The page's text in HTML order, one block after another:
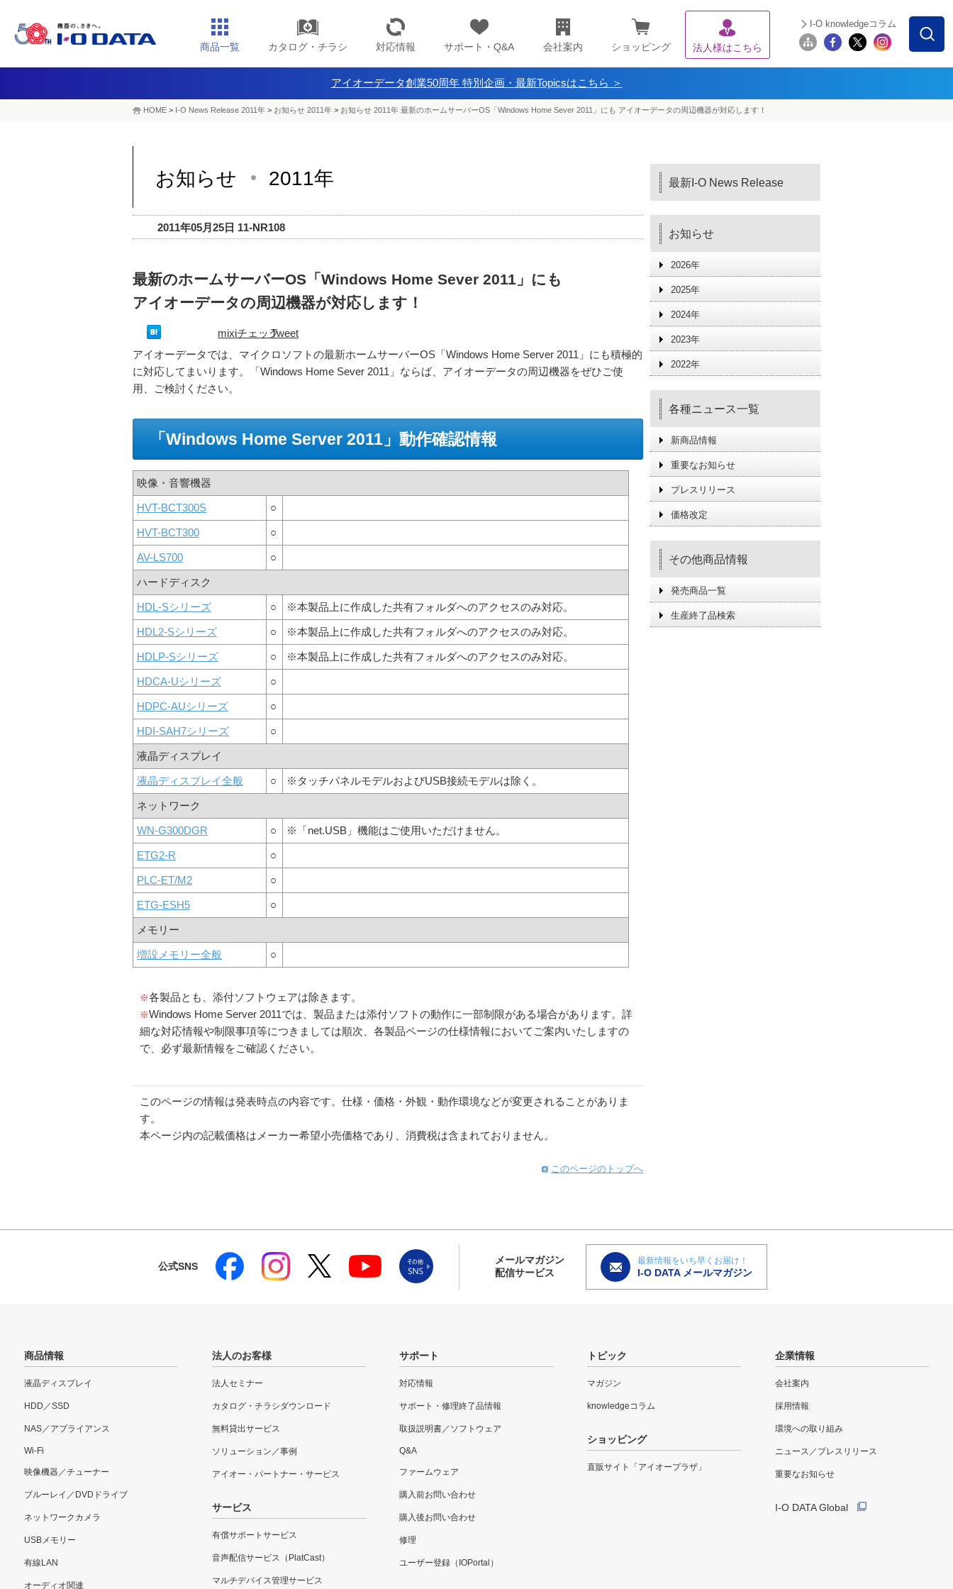
商品一覧 カタログ・チラシ 対応情報 サポート・Q&A 会社案内 ショッピング 法人様はこちら
I-O knowledgeコラム
アイオーデータ創業50周年 特別企画・最新Topicsはこちら ＞
HOME > I-O News Release 2011年 > お知らせ 2011年 > お知らせ 2011年 最新のホームサーバーOS「Windows Home Sever 2011」にも アイオーデータの周辺機器が対応します！
お知らせ 2011年
2011年05月25日 11-NR108
最新のホームサーバーOS「Windows Home Sever 2011」にも
アイオーデータの周辺機器が対応します！
mixiチェックTweet
アイオーデータでは、マイクロソフトの最新ホームサーバーOS「Windows Home Server 2011」にも積極的
に対応してまいります。「Windows Home Sever 2011」ならば、アイオーデータの周辺機器をぜひご使
用、ご検討ください。
「Windows Home Server 2011」動作確認情報
映像・音響機器
HVT-BCT300S ○
HVT-BCT300 ○
AV-LS700 ○
ハードディスク
HDL-Sシリーズ ○ ※本製品上に作成した共有フォルダへのアクセスのみ対応。
HDL2-Sシリーズ ○ ※本製品上に作成した共有フォルダへのアクセスのみ対応。
HDLP-Sシリーズ ○ ※本製品上に作成した共有フォルダへのアクセスのみ対応。
HDCA-Uシリーズ ○
HDPC-AUシリーズ ○
HDI-SAH7シリーズ ○
液晶ディスプレイ
液晶ディスプレイ全般 ○ ※タッチパネルモデルおよびUSB接続モデルは除く。
ネットワーク
WN-G300DGR ○ ※「net.USB」機能はご使用いただけません。
ETG2-R ○
PLC-ET/M2 ○
ETG-ESH5 ○
メモリー
増設メモリー全般 ○
※各製品とも、添付ソフトウェアは除きます。
※Windows Home Server 2011では、製品または添付ソフトの動作に一部制限がある場合があります。詳
細な対応情報や制限事項等につきましては順次、各製品ページの仕様情報においてご案内いたしますの
で、必ず最新情報をご確認ください。
このページの情報は発表時点の内容です。仕様・価格・外観・動作環境などが変更されることがありま
す。
本ページ内の記載価格はメーカー希望小売価格であり、消費税は含まれておりません。
このページのトップへ
最新I-O News Release
お知らせ
2026年
2025年
2024年
2023年
2022年
各種ニュース一覧
新商品情報
重要なお知らせ
プレスリリース
価格改定
その他商品情報
発売商品一覧
生産終了品検索
公式SNS
メールマガジン
配信サービス
最新情報をいち早くお届け！
I-O DATA メールマガジン
商品情報
液晶ディスプレイ
HDD／SSD
NAS／アプライアンス
Wi-Fi
映像機器／チューナー
ブルーレイ／DVDドライブ
ネットワークカメラ
USBメモリー
有線LAN
オーディオ関連
法人のお客様
法人セミナー
カタログ・チラシダウンロード
無料貸出サービス
ソリューション／事例
アイオー・パートナー・サービス
サービス
有償サポートサービス
音声配信サービス（PlatCast）
マルチデバイス管理サービス
サポート
対応情報
サポート・修理終了品情報
取扱説明書／ソフトウェア
Q&A
ファームウェア
購入前お問い合わせ
購入後お問い合わせ
修理
ユーザー登録（IOPortal）
トピック
マガジン
knowledgeコラム
ショッピング
直販サイト「アイオープラザ」
企業情報
会社案内
採用情報
環境への取り組み
ニュース／プレスリリース
重要なお知らせ
I-O DATA Global